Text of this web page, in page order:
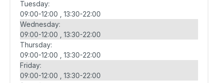
Tuesday:
09:00-12:00
13:30-22:00
Wednesday:
09:00-12:00
13:30-22:00
Thursday:
09:00-12:00
13:30-22:00
Friday:
09:00-12:00
13:30-22:00